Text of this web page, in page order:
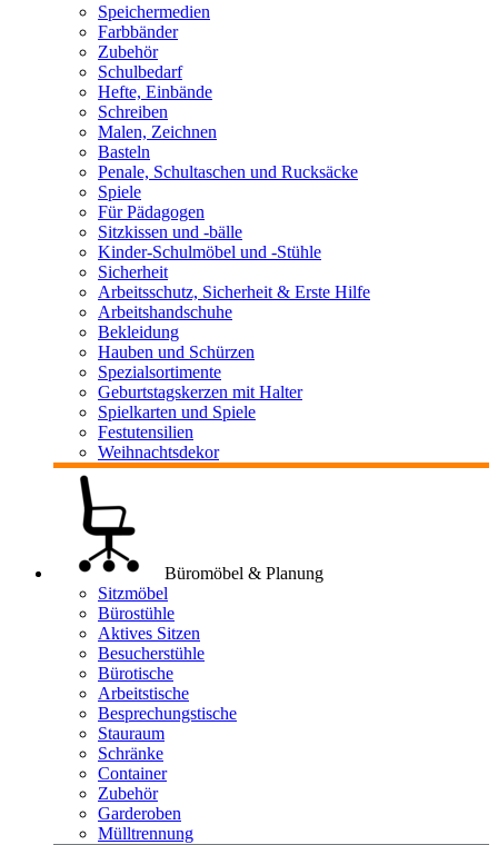
Speichermedien
Farbbänder
Zubehör
Schulbedarf
Hefte, Einbände
Schreiben
Malen, Zeichnen
Basteln
Penale, Schultaschen und Rucksäcke
Spiele
Für Pädagogen
Sitzkissen und -bälle
Kinder-Schulmöbel und -Stühle
Sicherheit
Arbeitsschutz, Sicherheit & Erste Hilfe
Arbeitshandschuhe
Bekleidung
Hauben und Schürzen
Spezialsortimente
Geburtstagskerzen mit Halter
Spielkarten und Spiele
Festutensilien
Weihnachtsdekor
Büromöbel & Planung
Sitzmöbel
Bürostühle
Aktives Sitzen
Besucherstühle
Bürotische
Arbeitstische
Besprechungstische
Stauraum
Schränke
Container
Zubehör
Garderoben
Mülltrennung